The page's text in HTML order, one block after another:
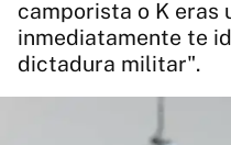
camporista o K eras
inmediatamente te
dictadura militar".